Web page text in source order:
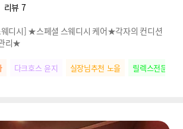
리뷰 7
디시] ★스페셜 스웨디시 케어★각자의 컨디션
리★
다크호스 윤지 실장님추천 노을 릴렉스전문 새롬